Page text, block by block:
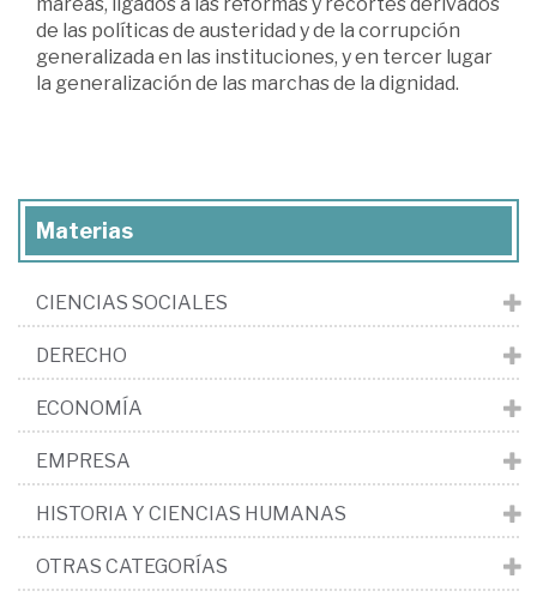
de las políticas de austeridad y de la corrupción
generalizada en las instituciones, y en tercer lugar
la generalización de las marchas de la dignidad.
Materias
CIENCIAS SOCIALES
DERECHO
ECONOMÍA
EMPRESA
HISTORIA Y CIENCIAS HUMANAS
OTRAS CATEGORÍAS